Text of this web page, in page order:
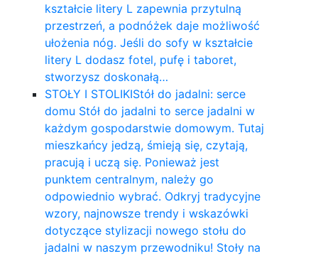
kształcie litery L zapewnia przytulną
przestrzeń, a podnóżek daje możliwość
ułożenia nóg. Jeśli do sofy w kształcie
litery L dodasz fotel, pufę i taboret,
stworzysz doskonałą…
STOŁY I STOLIKIStół do jadalni: serce
domu Stół do jadalni to serce jadalni w
każdym gospodarstwie domowym. Tutaj
mieszkańcy jedzą, śmieją się, czytają,
pracują i uczą się. Ponieważ jest
punktem centralnym, należy go
odpowiednio wybrać. Odkryj tradycyjne
wzory, najnowsze trendy i wskazówki
dotyczące stylizacji nowego stołu do
jadalni w naszym przewodniku! Stoły na